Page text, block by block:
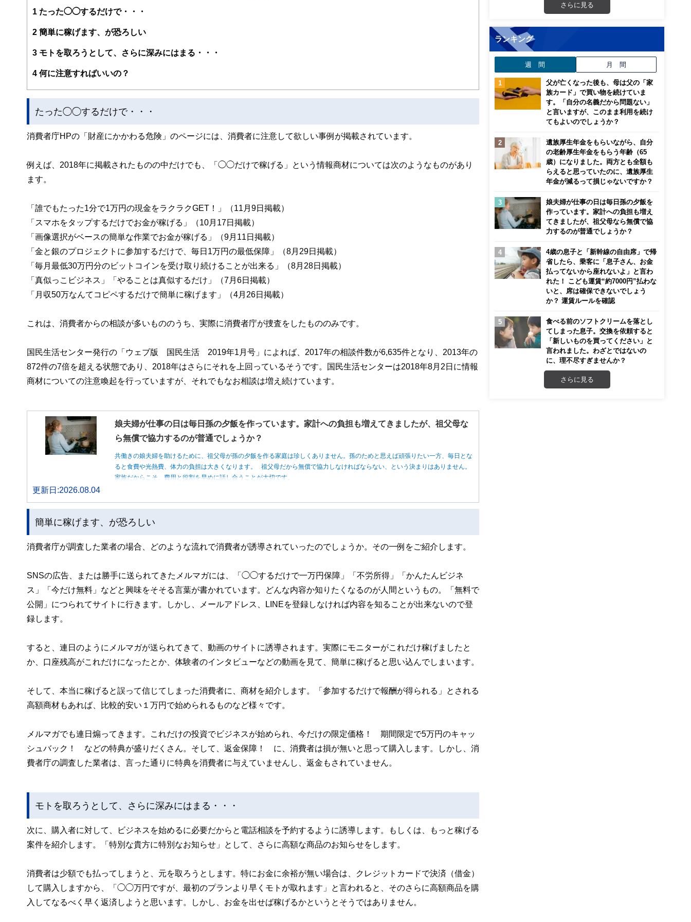
1 たった◯◯するだけで・・・
2 簡単に稼げます、が恐ろしい
3 モトを取ろうとして、さらに深みにはまる・・・
4 何に注意すればいいの？
たった◯◯するだけで・・・
消費者庁HPの「財産にかかわる危険」のページには、消費者に注意して欲しい事例が掲載されています。
例えば、2018年に掲載されたものの中だけでも、「◯◯だけで稼げる」という情報商材については次のようなものがあり
ます。
「誰でもたった1分で1万円の現金をラクラクGET！」（11月9日掲載）
「スマホをタップするだけでお金が稼げる」（10月17日掲載）
「画像選択がベースの簡単な作業でお金が稼げる」（9月11日掲載）
「金と銀のプロジェクトに参加するだけで、毎日1万円の最低保障」（8月29日掲載）
「毎月最低30万円分のビットコインを受け取り続けることが出来る」（8月28日掲載）
「真似っこビジネス」「やることは真似するだけ」（7月6日掲載）
「月収50万なんてコピペするだけで簡単に稼げます」（4月26日掲載）
これは、消費者からの相談が多いもののうち、実際に消費者庁が捜査をしたもののみです。
国民生活センター発行の「ウェブ版 国民生活 2019年1月号」によれば、2017年の相談件数が6,635件となり、2013年の
872件の7倍を超える状態であり、2018年はさらにそれを上回っているそうです。国民生活センターは2018年8月2日に情報
商材についての注意喚起を行っていますが、それでもなお相談は増え続けています。
娘夫婦が仕事の日は毎日孫の夕飯を作っています。家計への負担も増えてきましたが、祖父母な
ら無償で協力するのが普通でしょうか？
共働きの娘夫婦を助けるために、祖父母が孫の夕飯を作る家庭は珍しくありません。孫のためと思えば頑張りたい一方、毎日とな
ると食費や光熱費、体力の負担は大きくなります。 祖父母だから無償で協力しなければならない、という決まりはありません。
家族だからこそ、費用と役割を早めに話し合うことが大切です。
更新日:2026.08.04
簡単に稼げます、が恐ろしい
消費者庁が調査した業者の場合、どのような流れで消費者が誘導されていったのでしょうか。その一例をご紹介します。
SNSの広告、または勝手に送られてきたメルマガには、「◯◯するだけで一万円保障」「不労所得」「かんたんビジネ
ス」「今だけ無料」などと興味をそそる言葉が書かれています。どんな内容か知りたくなるのが人間というもの。「無料で
公開」につられてサイトに行きます。しかし、メールアドレス、LINEを登録しなければ内容を知ることが出来ないので登
録します。
すると、連日のようにメルマガが送られてきて、動画のサイトに誘導されます。実際にモニターがこれだけ稼げましたと
か、口座残高がこれだけになったとか、体験者のインタビューなどの動画を見て、簡単に稼げると思い込んでしまいます。
そして、本当に稼げると誤って信じてしまった消費者に、商材を紹介します。「参加するだけで報酬が得られる」とされる
高額商材もあれば、比較的安い１万円で始められるものなど様々です。
メルマガでも連日煽ってきます。これだけの投資でビジネスが始められ、今だけの限定価格！ 期間限定で5万円のキャッ
シュバック！ などの特典が盛りだくさん。そして、返金保障！ に、消費者は損が無いと思って購入します。しかし、消
費者庁の調査した業者は、言った通りに特典を消費者に与えていませんし、返金もされていません。
モトを取ろうとして、さらに深みにはまる・・・
次に、購入者に対して、ビジネスを始めるに必要だからと電話相談を予約するように誘導します。もしくは、もっと稼げる
案件を紹介します。「特別な貴方に特別なお知らせ」として、さらに高額な商品のお知らせをします。
消費者は少額でも払ってしまうと、元を取ろうとします。特にお金に余裕が無い場合は、クレジットカードで決済（借金）
して購入しますから、「◯◯万円ですが、最初のプランより早くモトが取れます」と言われると、そのさらに高額商品を購
入してなるべく早く返済しようと思います。しかし、お金を出せば稼げるかというとそうではありません。
さらに見る
ランキング
週 間 月 間
父が亡くなった後も、母は父の「家
族カード」で買い物を続けていま
す。「自分の名義だから問題ない」
と言いますが、このまま利用を続け
てもよいのでしょうか？
遺族厚生年金をもらいながら、自分
の老齢厚生年金をもらう年齢（65
歳）になりました。両方とも全額も
らえると思っていたのに、遺族厚生
年金が減るって損じゃないですか？
娘夫婦が仕事の日は毎日孫の夕飯を
作っています。家計への負担も増え
てきましたが、祖父母なら無償で協
力するのが普通でしょうか？
4歳の息子と「新幹線の自由席」で帰
省したら、乗客に「息子さん、お金
払ってないから座れないよ」と言わ
れた！ こども運賃“約7000円”払わな
いと、席は確保できないでしょう
か？ 運賃ルールを確認
食べる前のソフトクリームを落とし
てしまった息子。交換を依頼すると
「新しいものを買ってください」と
言われました。わざとではないの
に、理不尽すぎませんか？
さらに見る